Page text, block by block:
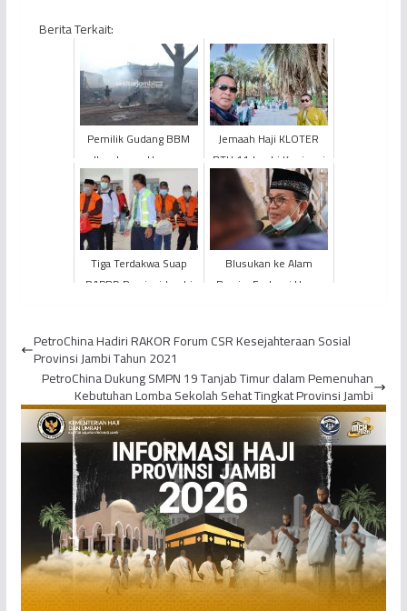
Berita Terkait:
Pemilik Gudang BBM
Ilegal yang Hangus
Terbakar Diburu Polisi
Jemaah Haji KLOTER
BTH 11 Jambi Kunjungi
Tempat-Tempat
Bersejarah di Madinah
Tiga Terdakwa Suap
RAPBD Provinsi Jambi
Blusukan ke Alam
Barajo, Fachrori Umar
Beradab
PetroChina Hadiri RAKOR Forum CSR Kesejahteraan Sosial
Provinsi Jambi Tahun 2021
PetroChina Dukung SMPN 19 Tanjab Timur dalam Pemenuhan
Kebutuhan Lomba Sekolah Sehat Tingkat Provinsi Jambi